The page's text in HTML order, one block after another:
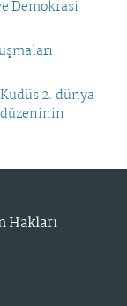
Demokrasi
2. dünya
düzeninin
Hakları